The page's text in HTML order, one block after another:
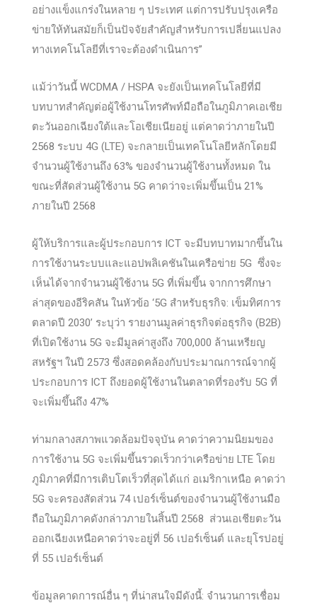
อย่างแข็งแกร่งในหลาย ๆ ประเทศ แต่การปรับปรุงเครือ
ข่ายให้ทันสมัยก็เป็นปัจจัยสำคัญสำหรับการเปลี่ยนแปลง
ทางเทคโนโลยีที่เราจะต้องดำเนินการ”
แม้ว่าวันนี้ WCDMA / HSPA จะยังเป็นเทคโนโลยีที่มี
บทบาทสำคัญต่อผู้ใช้งานโทรศัพท์มือถือในภูมิภาคเอเชีย
ตะวันออกเฉียงใต้และโอเชียเนียอยู่ แต่คาดว่าภายในปี
2568 ระบบ 4G (LTE) จะกลายเป็นเทคโนโลยีหลักโดยมี
จำนวนผู้ใช้งานถึง 63% ของจำนวนผู้ใช้งานทั้งหมด ใน
ขณะที่สัดส่วนผู้ใช้งาน 5G คาดว่าจะเพิ่มขึ้นเป็น 21%
ภายในปี 2568
ผู้ให้บริการและผู้ประกอบการ ICT จะมีบทบาทมากขึ้นใน
การใช้งานระบบและแอปพลิเคชันในเครือข่าย 5G ซึ่งจะ
เห็นได้จากจำนวนผู้ใช้งาน 5G ที่เพิ่มขึ้น จากการศึกษา
ล่าสุดของอีริคสัน ในหัวข้อ ‘5G สำหรับธุรกิจ: เข็มทิศการ
ตลาดปี 2030’ ระบุว่า รายงานมูลค่าธุรกิจต่อธุรกิจ (B2B)
ที่เปิดใช้งาน 5G จะมีมูลค่าสูงถึง 700,000 ล้านเหรียญ
สหรัฐฯ ในปี 2573 ซึ่งสอดคล้องกับประมาณการณ์จากผู้
ประกอบการ ICT ถึงยอดผู้ใช้งานในตลาดที่รองรับ 5G ที่
จะเพิ่มขึ้นถึง 47%
ท่ามกลางสภาพแวดล้อมปัจจุบัน คาดว่าความนิยมของ
การใช้งาน 5G จะเพิ่มขึ้นรวดเร็วกว่าเครือข่าย LTE โดย
ภูมิภาคที่มีการเติบโตเร็วที่สุดได้แก่ อเมริกาเหนือ คาดว่า
5G จะครองสัดส่วน 74 เปอร์เซ็นต์ของจำนวนผู้ใช้งานมือ
ถือในภูมิภาคดังกล่าวภายในสิ้นปี 2568 ส่วนเอเชียตะวัน
ออกเฉียงเหนือคาดว่าจะอยู่ที่ 56 เปอร์เซ็นต์ และยุโรปอยู่
ที่ 55 เปอร์เซ็นต์
ข้อมูลคาดการณ์อื่น ๆ ที่น่าสนใจมีดังนี้: จำนวนการเชื่อม